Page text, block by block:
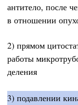
антитело, после
в отношении
2) прямом
работы
деления
3) подавлении